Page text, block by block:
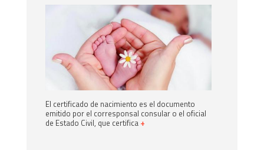
El certificado de nacimiento es el documento
emitido por el corresponsal consular o el oficial
de Estado Civil, que certifica +